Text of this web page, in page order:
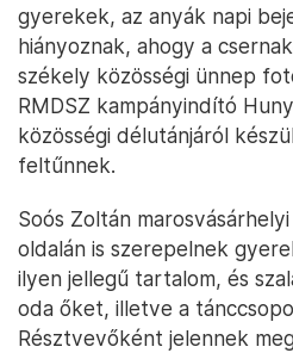
gyerekek, az anyák napi
hiányoznak, ahogy a
székely közösségi ünnep
RMDSZ kampányindító
közösségi délutánjáról
feltűnnek.
Soós Zoltán
oldalán is szerepelnek
ilyen jellegű tartalom, és
oda őket, illetve a
Résztvevőként jelennek